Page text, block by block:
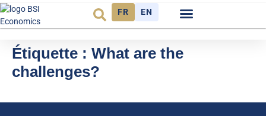
FR EN
Étiquette : What are the
challenges?